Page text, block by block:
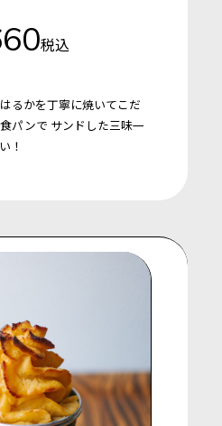
税込
るかを丁寧に焼いてこだ
パンで サンドした三味一
！